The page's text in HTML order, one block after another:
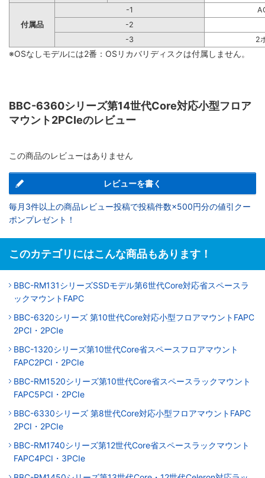
付属品
-1
-2
-3
2
※OSなしモデルには2番：OSリカバリディスクは付属しません。
BBC-6360シリーズ第14世代Core対応小型フロア
マウント2PCIeのレビュー
この商品のレビューはありません
レビューを書く
毎月3件以上の商品レビュー投稿で投稿件数×500円分の値引クー
ポンプレゼント！
このカテゴリにはこんな商品もあります！
BBC-RM131シリーズSSDモデル第6世代Core対応省スペースラ
ックマウントFAPC
BBC-6320シリーズ 第10世代Core対応小型フロアマウントFAPC
2PCI・2PCIe
BBC-1320シリーズ第10世代Core省スペースフロアマウント
FAPC2PCI・2PCIe
BBC-RM1520シリーズ第10世代Core省スペースラックマウント
FAPC5PCI・2PCIe
BBC-6330シリーズ 第8世代Core対応小型フロアマウントFAPC
2PCI・2PCIe
BBC-RM1740シリーズ第12世代Core省スペースラックマウント
FAPC4PCI・3PCIe